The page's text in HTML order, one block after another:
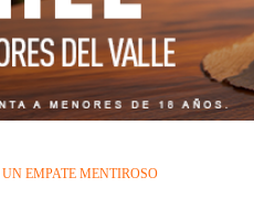
UN EMPATE MENTIROSO